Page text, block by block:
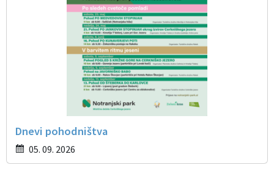
Dnevi pohodništva
05. 09. 2026